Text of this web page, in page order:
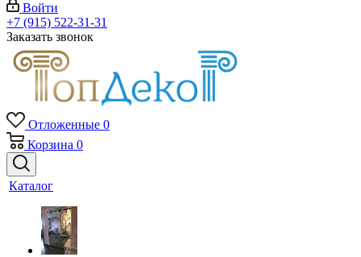
Войти
+7 (915) 522-31-31
Заказать звонок
Отложенные 0
Корзина 0
Каталог